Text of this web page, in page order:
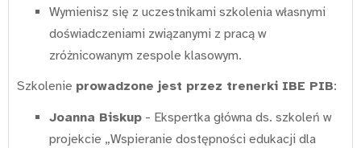
Wymienisz się z uczestnikami szkolenia własnymi
doświadczeniami związanymi z pracą w
zróżnicowanym zespole klasowym.
Szkolenie prowadzone jest przez trenerki IBE PIB:
Joanna Biskup - Ekspertka główna ds. szkoleń w
projekcie „Wspieranie dostępności edukacji dla